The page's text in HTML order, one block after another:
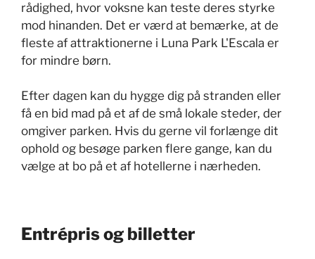
rådighed, hvor voksne kan teste deres styrke
mod hinanden. Det er værd at bemærke, at de
fleste af attraktionerne i Luna Park L'Escala er
for mindre børn.
Efter dagen kan du hygge dig på stranden eller
få en bid mad på et af de små lokale steder, der
omgiver parken. Hvis du gerne vil forlænge dit
ophold og besøge parken flere gange, kan du
vælge at bo på et af hotellerne i nærheden.
Entrépris og billetter